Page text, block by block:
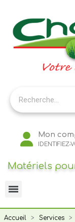
Mon
IDENTIFIEZ-
Matériels
Accueil Services